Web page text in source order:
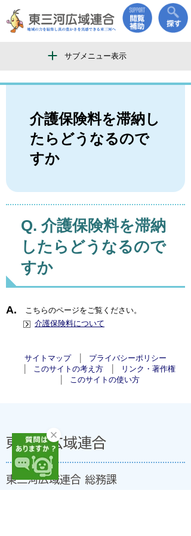
サブメニュー表示
介護保険料を滞納し
たらどうなるので
すか
介護保険料を滞納
したらどうなるので
すか
こちらのページをご覧ください。
介護保険料について
サイトマップ
プライバシーポリシー
このサイトの考え方
リンク・著作権
このサイトの使い方
東三河広域連合
東三河広域連合 総務課